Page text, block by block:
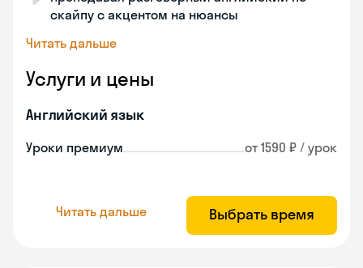
скайпу с акцентом на нюансы
Читать дальше
Услуги и цены
Английский язык
Уроки премиум от 1590 ₽ / урок
Читать дальше Выбрать время